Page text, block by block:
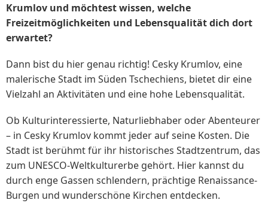
Krumlov und möchtest wissen, welche
Freizeitmöglichkeiten und Lebensqualität dich dort
erwartet?
Dann bist du hier genau richtig! Cesky Krumlov, eine
malerische Stadt im Süden Tschechiens, bietet dir eine
Vielzahl an Aktivitäten und eine hohe Lebensqualität.
Ob Kulturinteressierte, Naturliebhaber oder Abenteurer
– in Cesky Krumlov kommt jeder auf seine Kosten. Die
Stadt ist berühmt für ihr historisches Stadtzentrum, das
zum UNESCO-Weltkulturerbe gehört. Hier kannst du
durch enge Gassen schlendern, prächtige Renaissance-
Burgen und wunderschöne Kirchen entdecken.